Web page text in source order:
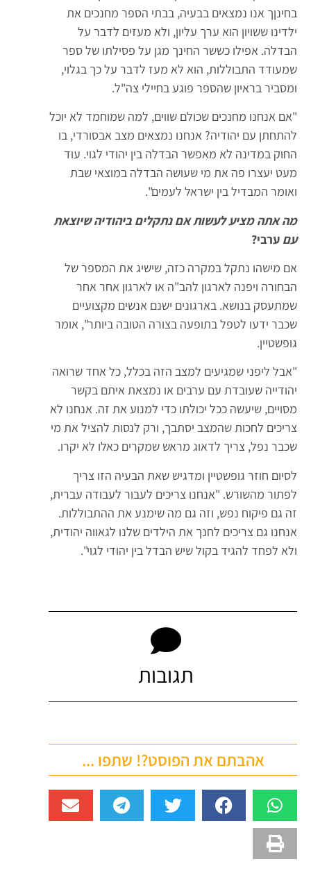
בחינןך אנו נמצאים בבעיה, בבתי הספר מחנכים את
ילדינו ששויון הוא ערך עליון, ולא מעזים לדבר על
הבדלה. אפילו כששר החינך מגן על פסילתו של ספר
שמעודד התבוללות, הוא לא מעז לדבר על כך בגלוי,
ומסביר בראיון שהספר פוגע בחיילי צה"ל.
"אם אנחנו מחנכים שכולם שווים, למה שמוחמד לא יוכל
להתחתן עם יהודיה? אנחנו נמצאים מצב אבסורדי, בו
החוק במדינה לא מאפשר הבדלה בין יהודי לגוי. עוד
מעט יעצרו פה את מי שעושה הבדלה במוצאי שבת
ואומר המבדיל בין ישראל לעמים".
מה אתה מציע לעשות אם נתקלים ביהודיה שיוצאת
עם ערבי?
אם מישהו נתקל במקרה כזה, שישיג את המספר של
הבחורה ויפנה לארגון להב"ה או לארגון אחר אחר
שמתעסק בנושא. בארגונים ישנם אנשים מקצועיים
שכבר ידעו לטפל בתופעה בצורה הטובה ביותר", אומר
גופשטיין.
"אבל ליפני שמגיעים למצב הזה בכלל, כל אחד שרואה
יהודייה שעובדת עם ערבים או נמצאת איתם בקשר
מסויים, שיעשה ככל יכולתו כדי למנוע את זה. אנחנו לא
צריכים לחכות שהמצב יסתבך, ורק לנסות להציל את מי
שכבר נפל, צריך לדאוג מראש שמקרים כאלו לא יקרו.
לסיום חוזר גופשטיין ומדגיש שאת הבעיה הזו צריך
לפתור מהשורש. "אנחנו צריכים לעבור לעבודה עברית,
זה גם פיקוח נפש, וזה גם מה שימנע את ההתבוללות.
אנחנו גם צריכים לחנך את הילדים שלנו לגאווה יהודית,
ולא לפחד להגיד בקול שיש הבדל בין יהודי לגוי".
תגובות
אהבתם את הפוסט?! שתפו ...